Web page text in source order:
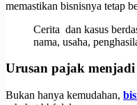
memastikan bisnisnya tetap
Cerita dan kasus
nama, usaha,
Urusan pajak menjadi
Bukan hanya kemudahan,